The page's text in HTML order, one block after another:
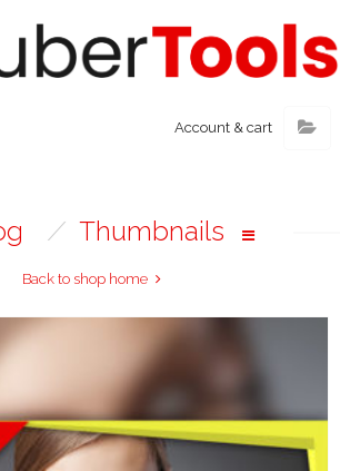
Account & cart
/ Thumbnails
Back to shop home